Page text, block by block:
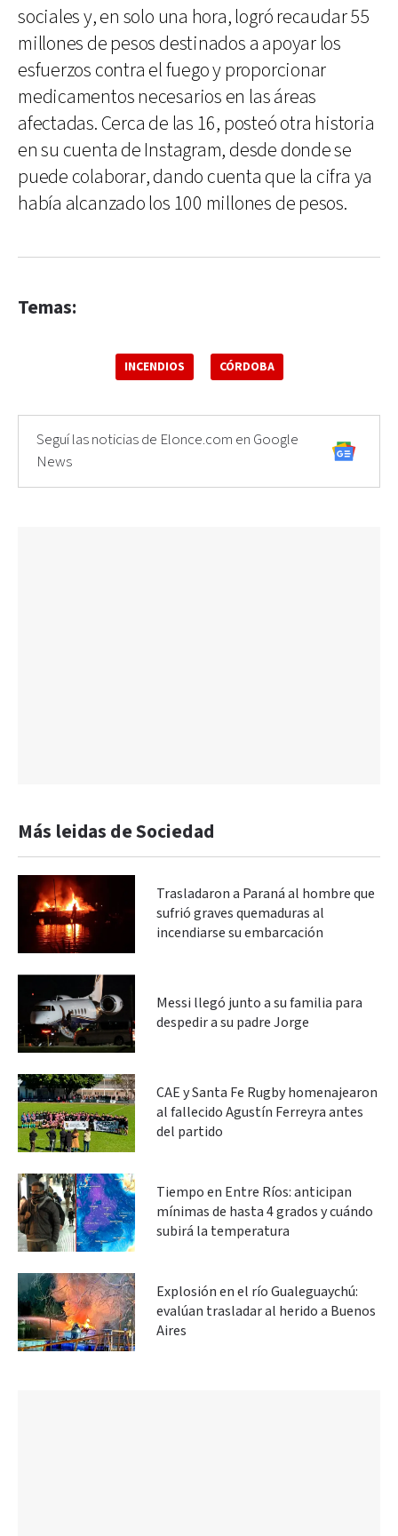
sociales y, en solo una hora, logró recaudar 55
millones de pesos destinados a apoyar los
esfuerzos contra el fuego y proporcionar
medicamentos necesarios en las áreas
afectadas. Cerca de las 16, posteó otra historia
en su cuenta de Instagram, desde donde se
puede colaborar, dando cuenta que la cifra ya
había alcanzado los 100 millones de pesos.
Temas:
INCENDIOS CÓRDOBA
Seguí las noticias de Elonce.com en Google
News
Más leidas de Sociedad
Trasladaron a Paraná al hombre que
sufrió graves quemaduras al
incendiarse su embarcación
Messi llegó junto a su familia para
despedir a su padre Jorge
CAE y Santa Fe Rugby homenajearon
al fallecido Agustín Ferreyra antes
del partido
Tiempo en Entre Ríos: anticipan
mínimas de hasta 4 grados y cuándo
subirá la temperatura
Explosión en el río Gualeguaychú:
evalúan trasladar al herido a Buenos
Aires